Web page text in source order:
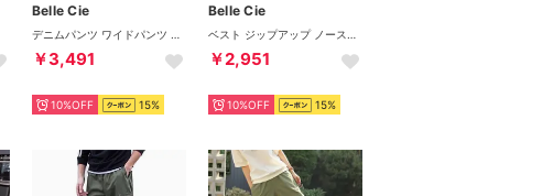
Belle Cie
￥3,491
10%OFF 15%
Belle Cie
￥2,951
10%OFF 15%